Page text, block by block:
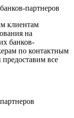
партнеров
клиентам
на
банков-
по контактным
все